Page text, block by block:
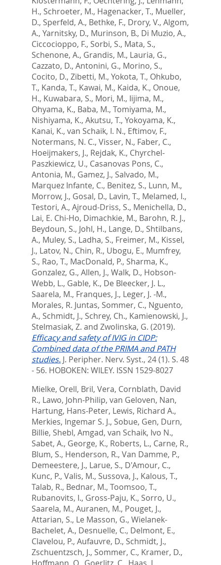
H., Schroeter, M., Hagenacker, T., Mueller,
D., Sperfeld, A., Bethke, F., Drory, V., Algom,
A., Yarnitsky, D., Murinson, B., Di Muzio, A.,
Ciccocioppo, F., Sorbi, S., Mata, S.,
Schenone, A., Grandis, M., Lauria, G.,
Cazzato, D., Antonini, G., Morino, S.,
Cocito, D., Zibetti, M., Yokota, T., Ohkubo,
T., Kanda, T., Kawai, M., Kaida, K., Onoue,
H., Kuwabara, S., Mori, M., Iijima, M.,
Ohyama, K., Baba, M., Tomiyama, M.,
Nishiyama, K., Akutsu, T., Yokoyama, K.,
Kanai, K., van Schaik, I. N., Eftimov, F.,
Notermans, N. C., Visser, N., Faber, C.,
Hoeijmakers, J., Rejdak, K., Chyrchel-
Paszkiewicz, U., Casanovas Pons, C.,
Antonia, M., Gamez, J., Salvado, M.,
Marquez Infante, C., Benitez, S., Lunn, M.,
Morrow, J., Gosal, D., Lavin, T., Melamed, I.,
Testori, A., Ajroud-Driss, S., Menichella, D.,
Lai, E. Chi-Ho, Dimachkie, M., Barohn, R. J.,
Beydoun, S., Johl, H., Lange, D., Shtilbans,
A., Muley, S., Ladha, S., Freimer, M., Kissel,
J., Latov, N., Chin, R., Ubogu, E., Mumfrey,
S., Rao, T., MacDonald, P., Sharma, K.,
Gonzalez, G., Allen, J., Walk, D., Hobson-
Webb, L., Gable, K., De Bleecker, J. L.,
Saarela, M., Franques, J., Leger, J. -M.,
Morales, R. Juntas, Sommer, C., Nguento,
A., Schmidt, J., Schrey, Ch., Kamienowski, J.,
Stelmasiak, Z. and Zwolinska, G. (2019).
Efficacy and safety of IVIG in CIDP:
Combined data of the PRIMA and PATH
studies. J. Peripher. Nerv. Syst., 24 (1). S. 48
- 56. HOBOKEN: WILEY. ISSN 1529-8027
Mielke, Orell, Bril, Vera, Cornblath, David
R., Lawo, John-Philip, van Geloven, Nan,
Hartung, Hans-Peter, Lewis, Richard A.,
Merkies, Ingemar S. J., Sobue, Gen, Durn,
Billie, Shebl, Amgad, van Schaik, Ivo N.,
Sabet, A., George, K., Roberts, L., Carne, R.,
Blum, S., Henderson, R., Van Damme, P.,
Demeestere, J., Larue, S., D'Amour, C.,
Kunc, P., Valis, M., Sussova, J., Kalous, T.,
Talab, R., Bednar, M., Toomsoo, T.,
Rubanovits, I., Gross-Paju, K., Sorro, U.,
Saarela, M., Auranen, M., Pouget, J.,
Attarian, S., Le Masson, G., Wielanek-
Bachelet, A., Desnuelle, C., Delmont, E.,
Clavelou, P., Aufauvre, D., Schmidt, J.,
Zschuentzsch, J., Sommer, C., Kramer, D.,